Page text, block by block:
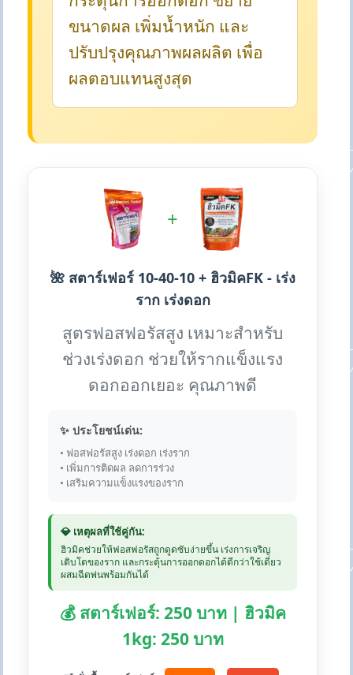
ขนาดผล เพิ่มน้ำหนัก และ
ปรับปรุงคุณภาพผลผลิต เพื่อ
ผลตอบแทนสูงสุด
+
🌺 สตาร์เฟอร์ 10-40-10 + ฮิวมิคFK - เร่ง
ราก เร่งดอก
สูตรฟอสฟอรัสสูง เหมาะสำหรับ
ช่วงเร่งดอก ช่วยให้รากแข็งแรง
ดอกออกเยอะ คุณภาพดี
✨ ประโยชน์เด่น:
• ฟอสฟอรัสสูง เร่งดอก เร่งราก
• เพิ่มการติดผล ลดการร่วง
• เสริมความแข็งแรงของราก
💎 เหตุผลที่ใช้คู่กัน:
ฮิวมิคช่วยให้ฟอสฟอรัสถูกดูดซับง่ายขึ้น เร่งการเจริญ
เติบโตของราก และกระตุ้นการออกดอกได้ดีกว่าใช้เดี่ยว
ผสมฉีดพ่นพร้อมกันได้
💰 สตาร์เฟอร์: 250 บาท | ฮิวมิค
1kg: 250 บาท